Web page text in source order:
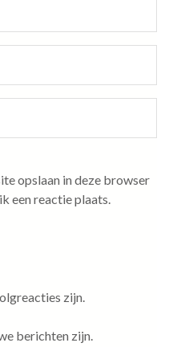
opslaan in deze browser
een reactie plaats.
zijn.
berichten zijn.